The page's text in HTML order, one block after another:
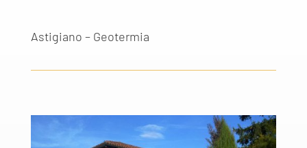
Astigiano – Geotermia